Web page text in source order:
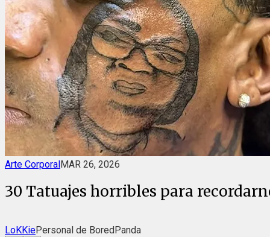
Arte CorporalMAR 26, 2026
30 Tatuajes horribles para
LoKKiePersonal de BoredPanda